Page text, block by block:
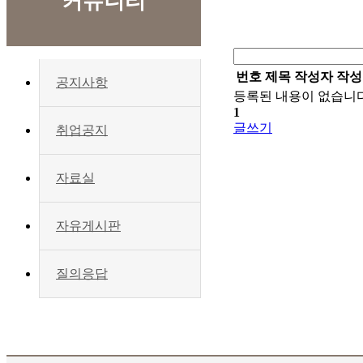
공지사항
취업공지
자료실
자유게시판
질의응답
번호 제목 작성자 작
등록된 내용이 없습니
1
글쓰기